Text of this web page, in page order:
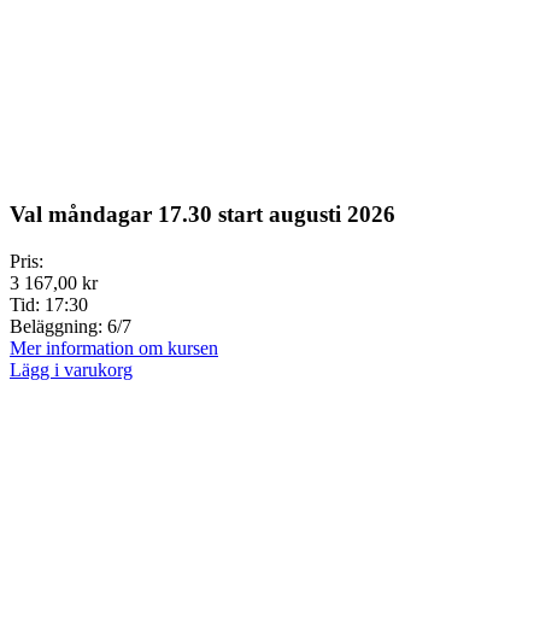
Val måndagar 17.30 start augusti 2026
Pris:
3 167,00 kr
Tid: 17:30
Beläggning: 6/7
Mer information om kursen
Lägg i varukorg